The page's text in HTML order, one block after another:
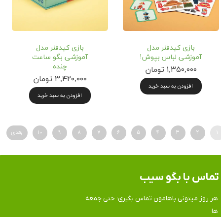
بازی‌ کیدفنر مدل
آموزشی لباس بپوش!
۱,۳۵۰,۰۰۰ تومان
افزودن به سبد خرید
بازی‌ کیدفنر مدل
آموزشی بگو ساعت
چنده
۳,۴۲۰,۰۰۰ تومان
افزودن به سبد خرید
۱ ۲ ۳ ۴ ۵ ۶ ۷ ۸ ۹ ۱۰ بعدی
هر روز میتونی باهامون تماس بگیری؛ حتی جمعه
ها
تماس​​​​​​​ با بگو سیب